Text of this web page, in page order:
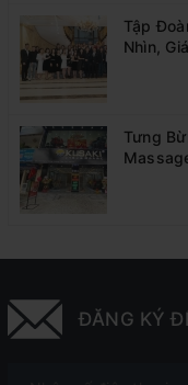
Tập
Nhìn,
Tưng
ĐĂNG KÝ